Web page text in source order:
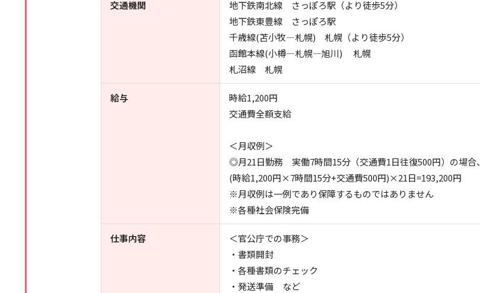
交通機関
地下鉄南北線 さっぽろ駅（より徒歩5分）
地下鉄東豊線 さっぽろ駅
千歳線(苫小牧―札幌) 札幌（より徒歩5分）
函館本線(小樽―札幌―旭川) 札幌
札沼線 札幌
給与
時給1,200円
交通費全額支給
＜月収例＞
◎月21日勤務 実働7時間15分（交通費1日往復500円）の場合、
(時給1,200円×7時間15分+交通費500円)×21日=193,200円
※月収例は一例であり保障するものではありません
※各種社会保険完備
仕事内容
＜官公庁での事務＞
・書類開封
・各種書類のチェック
・発送準備 など